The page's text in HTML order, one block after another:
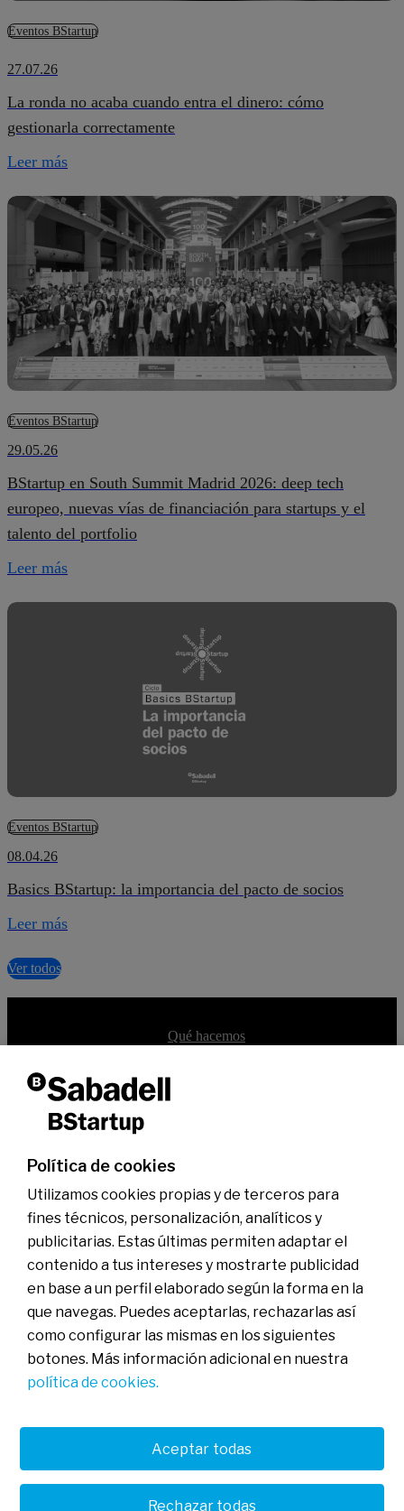
Eventos BStartup
27.07.26
La ronda no acaba cuando entra el dinero: cómo
gestionarla correctamente
Leer más
Eventos BStartup
29.05.26
BStartup en South Summit Madrid 2026: deep tech
europeo, nuevas vías de financiación para startups y el
talento del portfolio
Leer más
Eventos BStartup
08.04.26
Basics BStartup: la importancia del pacto de socios
Leer más
Ver todos
Qué hacemos
Soluciones bancarias
Hub BStartup Barcelona
En qué invertimos
BStartup Health
BStartup Green
Portfolio
Insights
Agenda
Contactar
Banco de Sabadell, S.A., Plaça de Sant Roc nº 20, 08201 Sabadell
Política de cookies
Utilizamos cookies propias y de terceros para
fines técnicos, personalización, analíticos y
publicitarias. Estas últimas permiten adaptar el
contenido a tus intereses y mostrarte publicidad
en base a un perfil elaborado según la forma en la
que navegas. Puedes aceptarlas, rechazarlas así
como configurar las mismas en los siguientes
botones. Más información adicional en nuestra
política de cookies.
Rechazar todas
Aceptar todas